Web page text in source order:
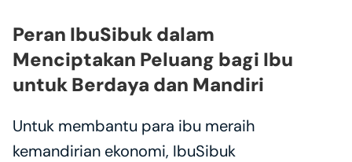
Peran IbuSibuk dalam
Menciptakan Peluang bagi Ibu
untuk Berdaya dan Mandiri
Untuk membantu para ibu meraih
kemandirian ekonomi, IbuSibuk